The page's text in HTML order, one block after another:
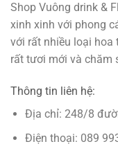
Shop Vuông drink &
xinh xinh với phong
với rất nhiều loại hoa
rất tươi mới và chăm
Thông tin liên hệ:
Địa chỉ: 248/8
Điện thoại: 089